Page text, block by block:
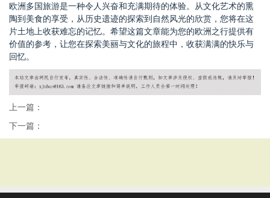
欧洲多国旅游是一种令人兴奋和充满期待的体验。从文化艺术的熏
陶到美食的享受，从历史遗迹的探索到自然风光的欣赏，您将在这
片土地上收获难忘的记忆。希望这篇文章能为您的欧洲之行提供有
价值的参考，让您在探索美丽与文化的旅程中，收获满满的快乐与
回忆。
上一篇：
下一篇：